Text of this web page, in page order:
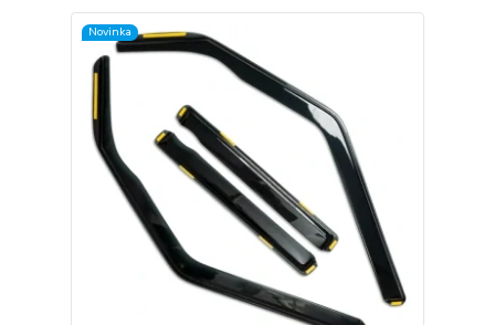
Novinka